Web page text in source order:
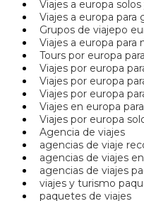
Viajes a europa
Viajes a europa
Grupos de viajepo
Viajes a europa para
Tours por europa
Viajes por europa
Viajes por europa
Viajes por europa
Viajes en europa
Viajes por europa
Agencia de viajes
agencias de viaje
agencias de viajes
agencias de viajes
viajes y turismo
paquetes de viajes